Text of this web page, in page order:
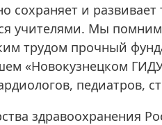
сохраняет и
учителями. Мы помним
трудом прочный
«Новокузнецком
педиатров,
здравоохранения